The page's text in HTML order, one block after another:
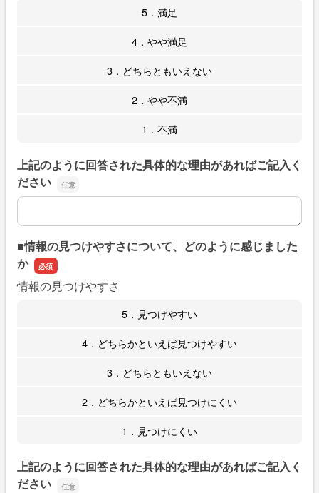
5．満足
4．やや満足
3．どちらともいえない
2．やや不満
1．不満
上記のように回答された具体的な理由があればご記入く
ださい
上記のように回答された具体的な理由があればご記入くだ
■情報の見つけやすさについて、どのように感じました
か
情報の見つけやすさ
5．見つけやすい
4．どちらかといえば見つけやすい
3．どちらともいえない
2．どちらかといえば見つけにくい
1．見つけにくい
上記のように回答された具体的な理由があればご記入く
ださい